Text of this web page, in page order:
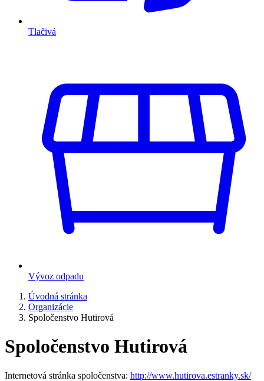
Tlačivá
Vývoz odpadu
Úvodná stránka
Organizácie
Spoločenstvo Hutirová
Spoločenstvo Hutirová
Internetová stránka spoločenstva: http://www.hutirova.estranky.sk/